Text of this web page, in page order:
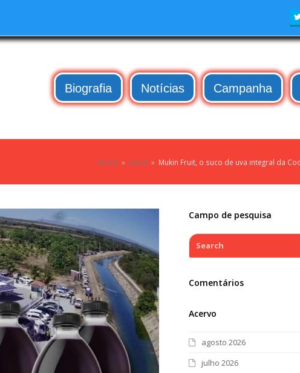
Biografia Notícias Campanha
Home » Geral » Mukin Fruit, o suco de uva integral da
Campo de pesquisa
Search
Comentários
Acervo
agosto 2026
julho 2026